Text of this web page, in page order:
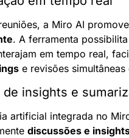
. A ferramenta
e revisões
de insights e
artificial integrada no
discussões e